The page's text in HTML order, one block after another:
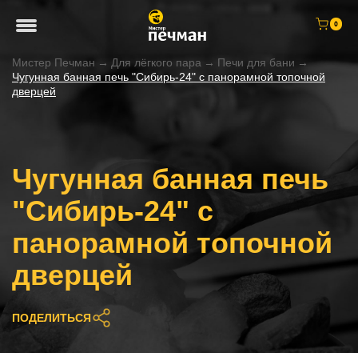
0
Мистер Печман → Для лёгкого пара → Печи для бани →
Чугунная банная печь "Сибирь-24" с панорамной топочной
дверцей
Чугунная банная печь
"Сибирь-24" с
панорамной топочной
дверцей
ПОДЕЛИТЬСЯ